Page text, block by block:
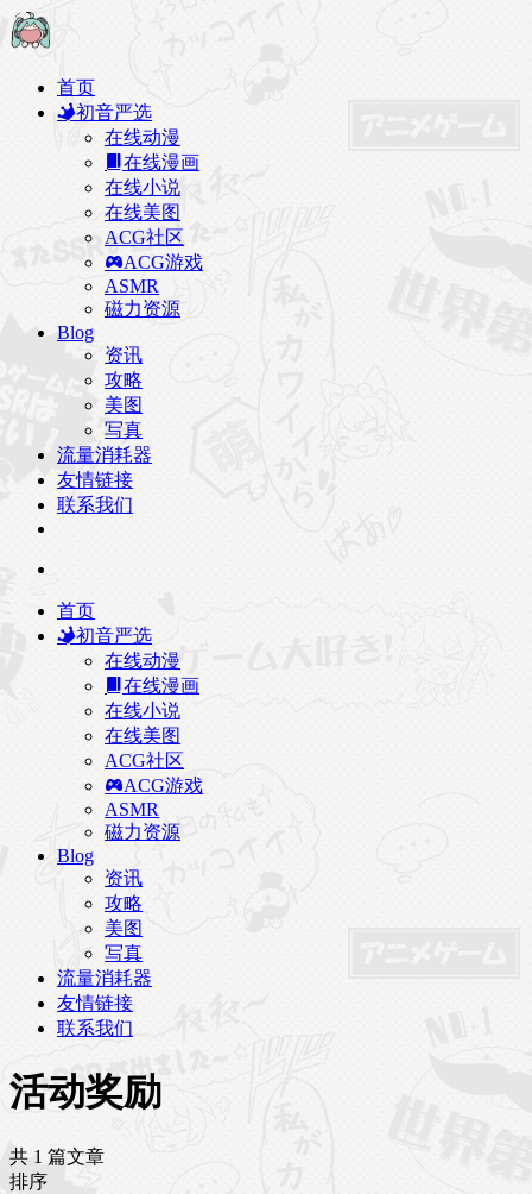
首页
初音严选
在线动漫
在线漫画
在线小说
在线美图
ACG社区
ACG游戏
ASMR
磁力资源
Blog
资讯
攻略
美图
写真
流量消耗器
友情链接
联系我们
首页
初音严选
在线动漫
在线漫画
在线小说
在线美图
ACG社区
ACG游戏
ASMR
磁力资源
Blog
资讯
攻略
美图
写真
流量消耗器
友情链接
联系我们
活动奖励
共 1 篇文章
排序